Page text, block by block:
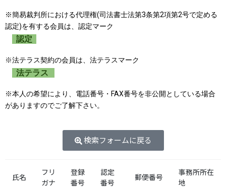
※簡易裁判所における代理権(司法書士法第3条第2項第2号で定める
認定)を有する会員は、認定マーク
認定
※法テラス契約の会員は、法テラスマーク
法テラス
※本人の希望により、電話番号・FAX番号を非公開としている場合
がありますのでご了解下さい。
検索フォームに戻る
氏名
フリ
ガナ
登録
番号
認定
番号
郵便番号
事務所所在
地